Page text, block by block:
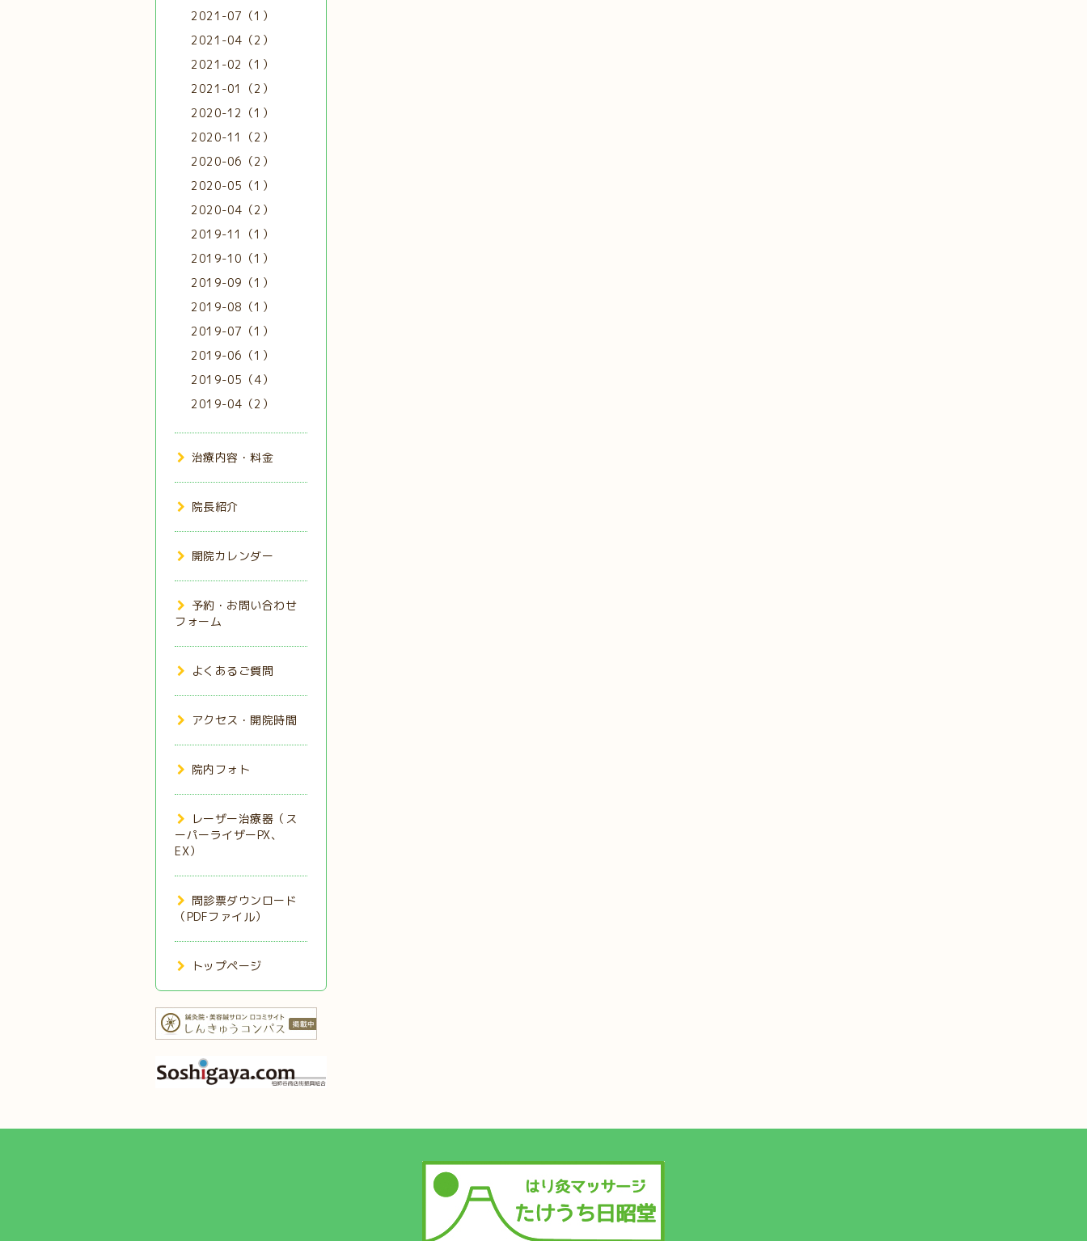
2021-07（1）
2021-04（2）
2021-02（1）
2021-01（2）
2020-12（1）
2020-11（2）
2020-06（2）
2020-05（1）
2020-04（2）
2019-11（1）
2019-10（1）
2019-09（1）
2019-08（1）
2019-07（1）
2019-06（1）
2019-05（4）
2019-04（2）
治療内容・料金
院長紹介
開院カレンダー
予約・お問い合わせ
フォーム
よくあるご質問
アクセス・開院時間
院内フォト
レーザー治療器（ス
ーパーライザーPX、
EX）
問診票ダウンロード
（PDFファイル）
トップページ